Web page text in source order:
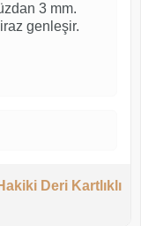
3 mm.
genleşir.
Deri Kartlıklı